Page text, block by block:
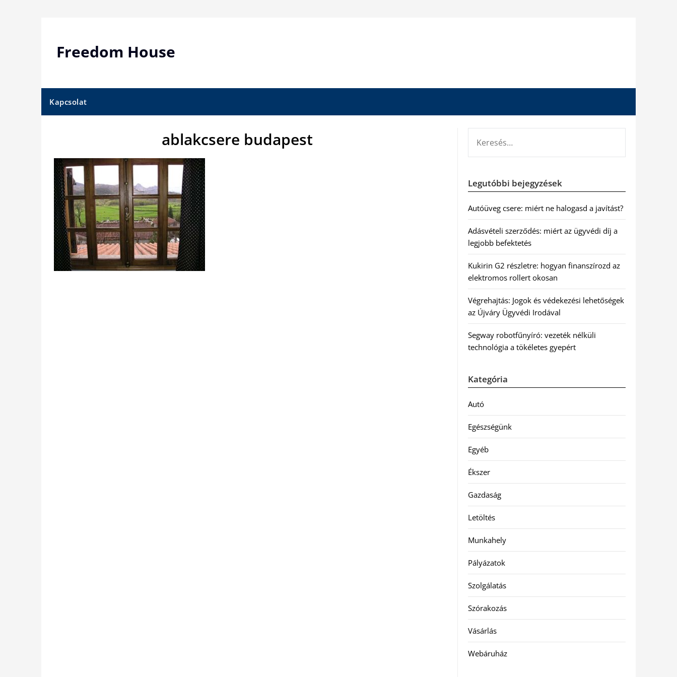
Freedom House
Kapcsolat
ablakcsere budapest
Legutóbbi bejegyzések
Autóüveg csere: miért ne halogasd a javítást?
Adásvételi szerződés: miért az ügyvédi díj a
legjobb befektetés
Kukirin G2 részletre: hogyan finanszírozd az
elektromos rollert okosan
Végrehajtás: Jogok és védekezési lehetőségek
az Újváry Ügyvédi Irodával
Segway robotfűnyíró: vezeték nélküli
technológia a tökéletes gyepért
Kategória
Autó
Egészségünk
Egyéb
Ékszer
Gazdaság
Letöltés
Munkahely
Pályázatok
Szolgálatás
Szórakozás
Vásárlás
Webáruház